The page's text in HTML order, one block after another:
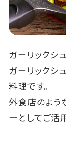
ガーリックシ
ガーリックシ
料理です。
外食店のよう
ーとしてご活